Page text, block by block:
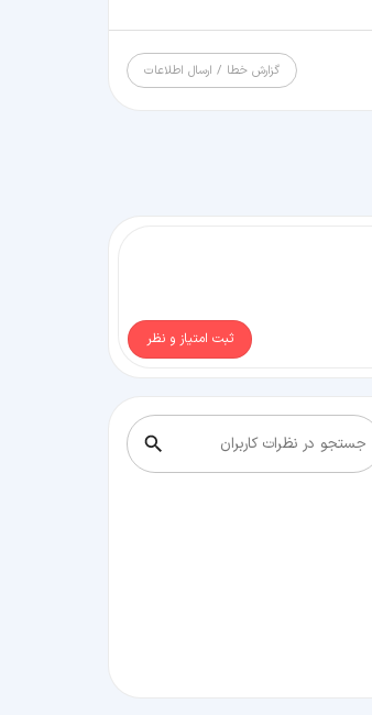
گزارش خطا / ارسال اطلاعات
ثبت امتیاز و نظر
جستجو در نظرات کاربران